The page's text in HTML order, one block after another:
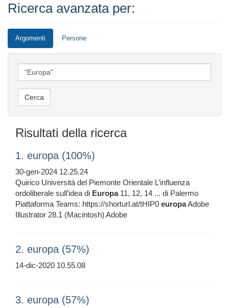
Ricerca avanzata per:
Argomenti Persone
Risultati della ricerca
1. europa (100%)
30-gen-2024 12.25.24
Quirico Università del Piemonte Orientale L’influenza
ordoliberale sull’idea di Europa11, 12, 14 ... di Palermo
Piattaforma Teams: https://shorturl.at/tHIP0 europaAdobe
Illustrator 28.1 (Macintosh) Adobe
2. europa (57%)
14-dic-2020 10.55.08
3. europa (57%)